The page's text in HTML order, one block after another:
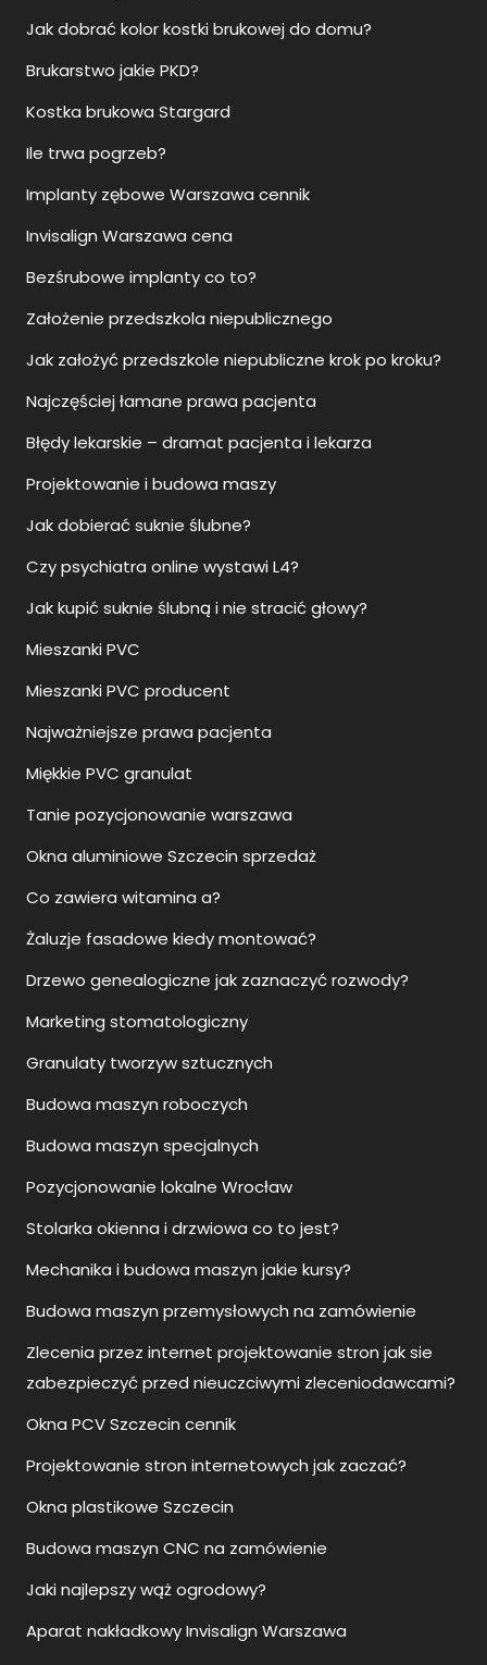
Jak dobrać kolor kostki brukowej do domu?
Brukarstwo jakie PKD?
Kostka brukowa Stargard
Ile trwa pogrzeb?
Implanty zębowe Warszawa cennik
Invisalign Warszawa cena
Bezśrubowe implanty co to?
Założenie przedszkola niepublicznego
Jak założyć przedszkole niepubliczne krok po kroku?
Najczęściej łamane prawa pacjenta
Błędy lekarskie – dramat pacjenta i lekarza
Projektowanie i budowa maszy
Jak dobierać suknie ślubne?
Czy psychiatra online wystawi L4?
Jak kupić suknie ślubną i nie stracić głowy?
Mieszanki PVC
Mieszanki PVC producent
Najważniejsze prawa pacjenta
Miękkie PVC granulat
Tanie pozycjonowanie warszawa
Okna aluminiowe Szczecin sprzedaż
Co zawiera witamina a?
Żaluzje fasadowe kiedy montować?
Drzewo genealogiczne jak zaznaczyć rozwody?
Marketing stomatologiczny
Granulaty tworzyw sztucznych
Budowa maszyn roboczych
Budowa maszyn specjalnych
Pozycjonowanie lokalne Wrocław
Stolarka okienna i drzwiowa co to jest?
Mechanika i budowa maszyn jakie kursy?
Budowa maszyn przemysłowych na zamówienie
Zlecenia przez internet projektowanie stron jak sie
zabezpieczyć przed nieuczciwymi zleceniodawcami?
Okna PCV Szczecin cennik
Projektowanie stron internetowych jak zaczać?
Okna plastikowe Szczecin
Budowa maszyn CNC na zamówienie
Jaki najlepszy wąż ogrodowy?
Aparat nakładkowy Invisalign Warszawa